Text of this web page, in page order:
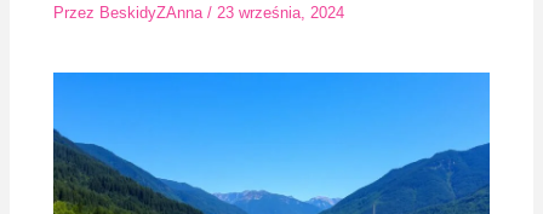
Przez BeskidyZAnna/ 23 września, 2024